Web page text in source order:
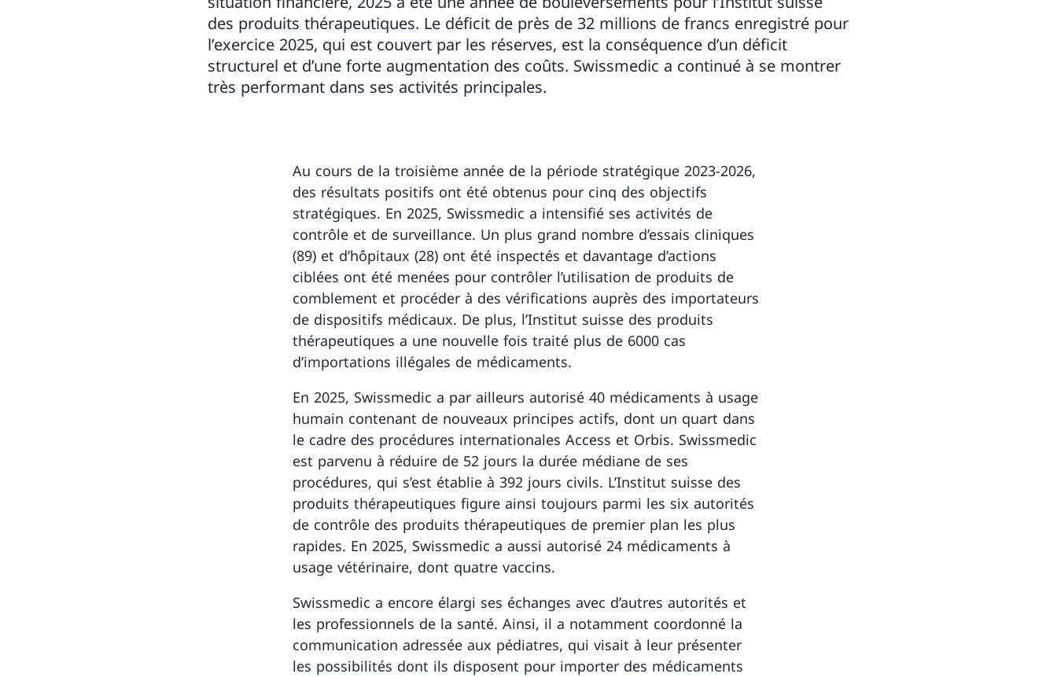
des produits thérapeutiques. Le déficit de près de 32 millions de francs enregistré pour
l’exercice 2025, qui est couvert par les réserves, est la conséquence d’un déficit
structurel et d’une forte augmentation des coûts. Swissmedic a continué à se montrer
très performant dans ses activités principales.
Au cours de la troisième année de la période stratégique 2023-2026,
des résultats positifs ont été obtenus pour cinq des objectifs
stratégiques. En 2025, Swissmedic a intensifié ses activités de
contrôle et de surveillance. Un plus grand nombre d’essais cliniques
(89) et d’hôpitaux (28) ont été inspectés et davantage d’actions
ciblées ont été menées pour contrôler l’utilisation de produits de
comblement et procéder à des vérifications auprès des importateurs
de dispositifs médicaux. De plus, l’Institut suisse des produits
thérapeutiques a une nouvelle fois traité plus de 6000 cas
d’importations illégales de médicaments.
En 2025, Swissmedic a par ailleurs autorisé 40 médicaments à usage
humain contenant de nouveaux principes actifs, dont un quart dans
le cadre des procédures internationales Access et Orbis. Swissmedic
est parvenu à réduire de 52 jours la durée médiane de ses
procédures, qui s’est établie à 392 jours civils. L’Institut suisse des
produits thérapeutiques figure ainsi toujours parmi les six autorités
de contrôle des produits thérapeutiques de premier plan les plus
rapides. En 2025, Swissmedic a aussi autorisé 24 médicaments à
usage vétérinaire, dont quatre vaccins.
Swissmedic a encore élargi ses échanges avec d’autres autorités et
les professionnels de la santé. Ainsi, il a notamment coordonné la
communication adressée aux pédiatres, qui visait à leur présenter
les possibilités dont ils disposent pour importer des médicaments